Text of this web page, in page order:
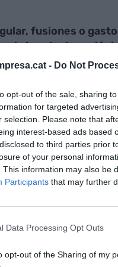
- Do Not
opt-out of the sale, sharing
for targeted
selection. Please note that
interest-based ads based
to third parties prior
of your personal
This information may also be
Participants that may further
Data Processing Opt Outs
opt-out of the Sharing of my
fusiones o
la brecha
predecir un
la innovación,
embargo, estudios
apuntan lo contrario:
conocimiento y
2025, la edición de
tres dentro del